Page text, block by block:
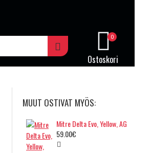
Ostoskori
0
MUUT OSTIVAT MYÖS:
Mitre Delta Evo, Yellow, AG
59.00€